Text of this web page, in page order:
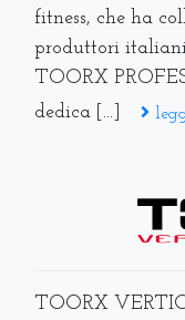
fitness, che ha
produttori
TOORX
dedica [...]
TOORX